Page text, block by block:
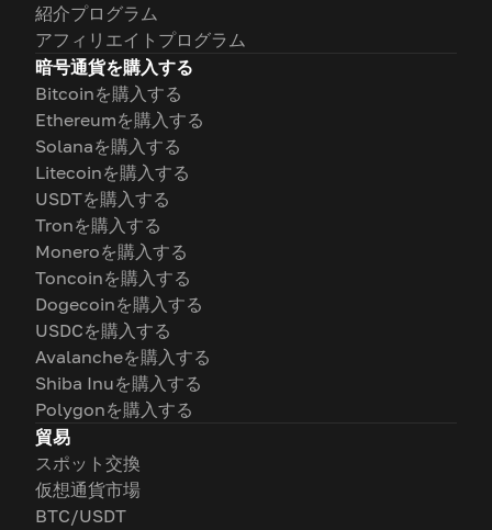
紹介プログラム
アフィリエイトプログラム
暗号通貨を購入する
Bitcoinを購入する
Ethereumを購入する
Solanaを購入する
Litecoinを購入する
USDTを購入する
Tronを購入する
Moneroを購入する
Toncoinを購入する
Dogecoinを購入する
USDCを購入する
Avalancheを購入する
Shiba Inuを購入する
Polygonを購入する
貿易
スポット交換
仮想通貨市場
BTC/USDT